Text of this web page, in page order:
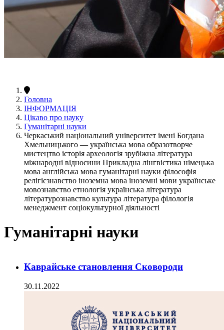
Головна
ІНФОРМАЦІЯ
Цікаво про науку
Гуманітарні науки
Черкаський національний університет імені Богдана
Хмельницького — українська мова образотворче
мистецтво історія археологія зрубіжна література
міжнародні відносини Прикладна лінгвістика німецька
мова англійська мова гуманітарні науки філософія
релігієзнавство іноземна мова іноземні мови українське
мовознавство етнологія українська література
літературознавство культура література філологія
менеджмент соціокультурної діяльності
Гуманітарні науки
Каврайське становлення Сковороди
30.11.2022